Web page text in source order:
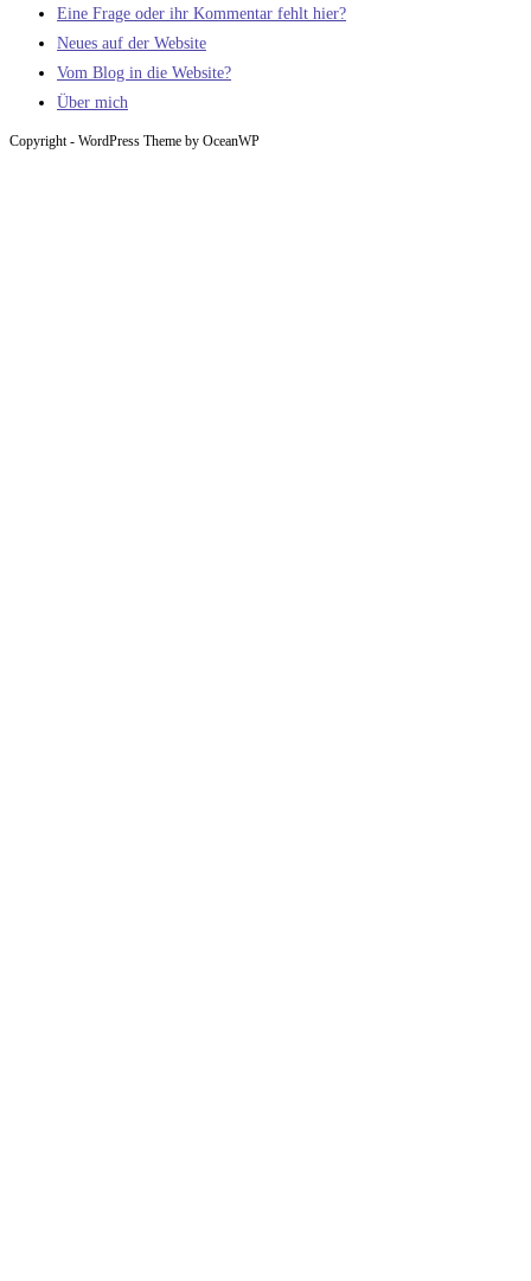
Eine Frage oder ihr Kommentar fehlt hier?
Neues auf der Website
Vom Blog in die Website?
Über mich
Copyright - WordPress Theme by OceanWP